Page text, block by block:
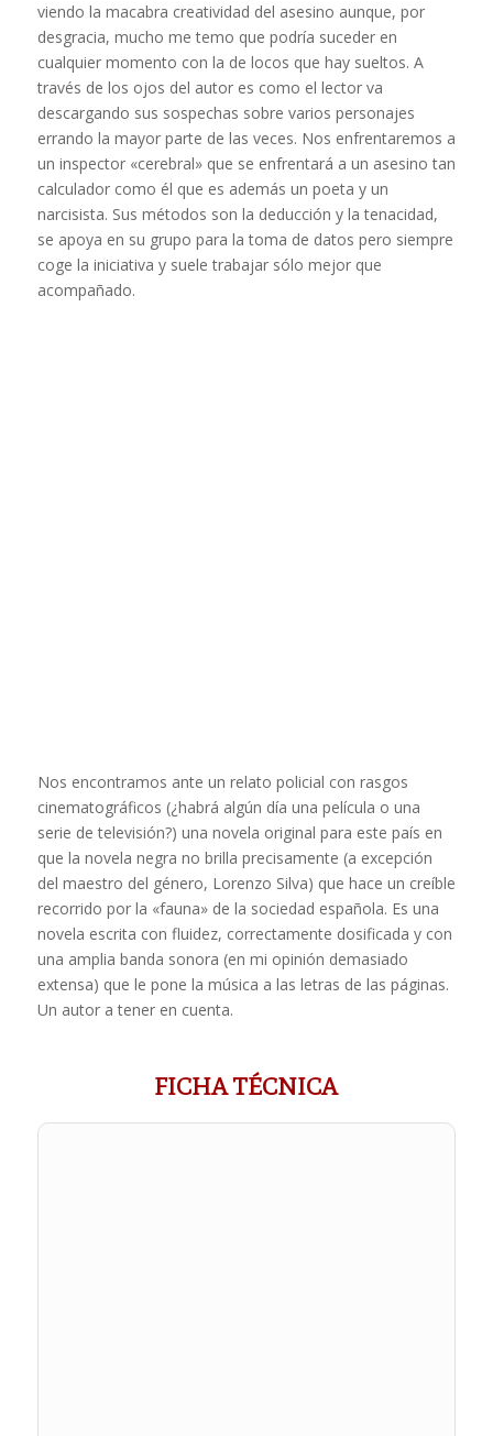
viendo la macabra creatividad del asesino aunque, por
desgracia, mucho me temo que podría suceder en
cualquier momento con la de locos que hay sueltos. A
través de los ojos del autor es como el lector va
descargando sus sospechas sobre varios personajes
errando la mayor parte de las veces. Nos enfrentaremos a
un inspector «cerebral» que se enfrentará a un asesino tan
calculador como él que es además un poeta y un
narcisista. Sus métodos son la deducción y la tenacidad,
se apoya en su grupo para la toma de datos pero siempre
coge la iniciativa y suele trabajar sólo mejor que
acompañado.
Nos encontramos ante un relato policial con rasgos
cinematográficos (¿habrá algún día una película o una
serie de televisión?) una novela original para este país en
que la novela negra no brilla precisamente (a excepción
del maestro del género, Lorenzo Silva) que hace un creíble
recorrido por la «fauna» de la sociedad española. Es una
novela escrita con fluidez, correctamente dosificada y con
una amplia banda sonora (en mi opinión demasiado
extensa) que le pone la música a las letras de las páginas.
Un autor a tener en cuenta.
FICHA TÉCNICA